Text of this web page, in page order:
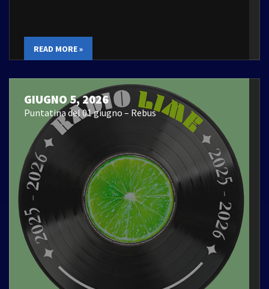
READ MORE »
GIUGNO 5, 2026
Puntatina del 01 giugno – Rebus